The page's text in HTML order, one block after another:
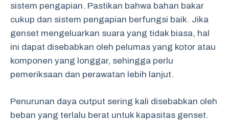
sistem pengapian. Pastikan bahwa bahan bakar
cukup dan sistem pengapian berfungsi baik. Jika
genset mengeluarkan suara yang tidak biasa, hal
ini dapat disebabkan oleh pelumas yang kotor atau
komponen yang longgar, sehingga perlu
pemeriksaan dan perawatan lebih lanjut.
Penurunan daya output sering kali disebabkan oleh
beban yang terlalu berat untuk kapasitas genset.